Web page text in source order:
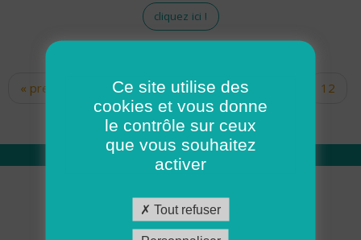
cliquez ici !
Pages
« premier ‹ précédent … 10
12
14 15 16 17
Qui sommes nous
Académie ADMR
Ce site utilise des
cookies et vous donne
le contrôle sur ceux
que vous souhaitez
activer
Tout refuser